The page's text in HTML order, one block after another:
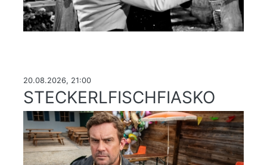
20.08.2026, 21:00
STECKERLFISCHFIASKO